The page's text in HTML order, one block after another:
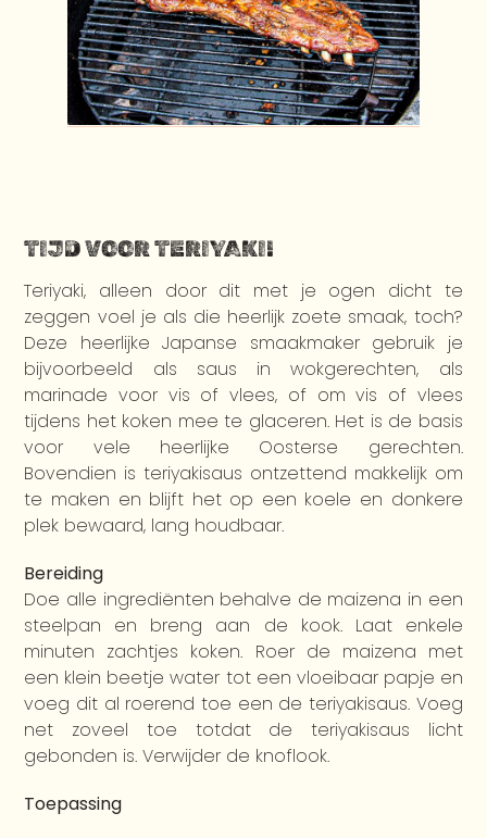
TIJD VOOR TERIYAKI!
Teriyaki, alleen door dit met je ogen dicht te
zeggen voel je als die heerlijk zoete smaak, toch?
Deze heerlijke Japanse smaakmaker gebruik je
bijvoorbeeld als saus in wokgerechten, als
marinade voor vis of vlees, of om vis of vlees
tijdens het koken mee te glaceren. Het is de basis
voor vele heerlijke Oosterse gerechten.
Bovendien is teriyakisaus ontzettend makkelijk om
te maken en blijft het op een koele en donkere
plek bewaard, lang houdbaar.
Bereiding
Doe alle ingrediënten behalve de maizena in een
steelpan en breng aan de kook. Laat enkele
minuten zachtjes koken. Roer de maizena met
een klein beetje water tot een vloeibaar papje en
voeg dit al roerend toe een de teriyakisaus. Voeg
net zoveel toe totdat de teriyakisaus licht
gebonden is. Verwijder de knoflook.
Toepassing